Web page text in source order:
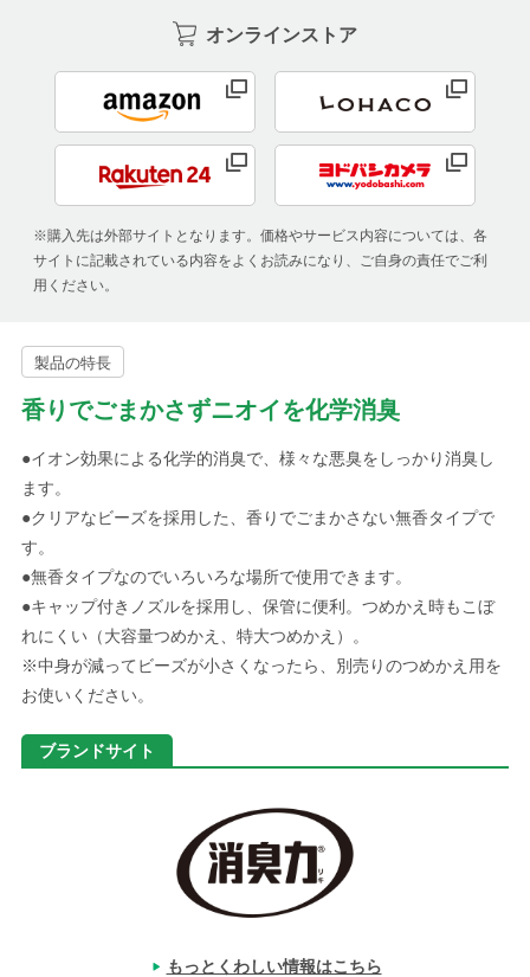
オンラインストア
※購入先は外部サイトとなります。価格やサービス内容については、各
サイトに記載されている内容をよくお読みになり、ご自身の責任でご利
用ください。
製品の特長
香りでごまかさずニオイを化学消臭
●イオン効果による化学的消臭で、様々な悪臭をしっかり消臭し
ます。
●クリアなビーズを採用した、香りでごまかさない無香タイプで
す。
●無香タイプなのでいろいろな場所で使用できます。
●キャップ付きノズルを採用し、保管に便利。つめかえ時もこぼ
れにくい（大容量つめかえ、特大つめかえ）。
※中身が減ってビーズが小さくなったら、別売りのつめかえ用を
お使いください。
ブランドサイト
もっとくわしい情報はこちら